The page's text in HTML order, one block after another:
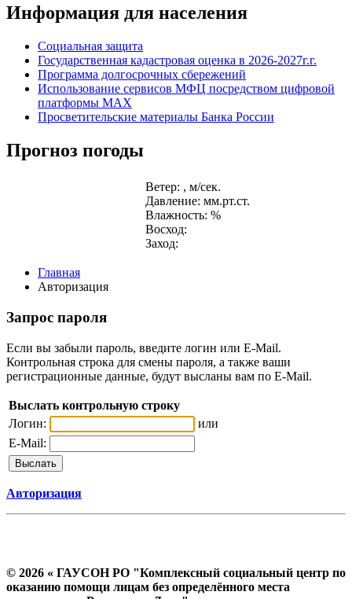
Информация для населения
Социальная защита
Государственная кадастровая оценка в 2026-2027г.г.
Программа долгосрочных сбережений
Использование сервисов МФЦ посредством цифровой
платформы MAX
Просветительские материалы Банка России
Прогноз погоды
Ветер: , м/сек.
Давление: мм.рт.ст.
Влажность: %
Восход:
Заход:
Главная
Авторизация
Запрос пароля
Если вы забыли пароль, введите логин или E-Mail.
Контрольная строка для смены пароля, а также ваши
регистрационные данные, будут высланы вам по E-Mail.
Выслать контрольную строку
Логин:
или
E-Mail:
Авторизация
© 2026 « ГАУСОН РО "Комплексный социальный центр по
оказанию помощи лицам без определённого места